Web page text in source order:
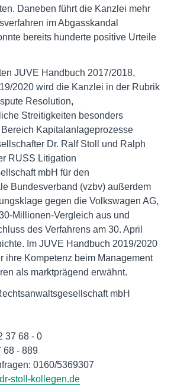
Daneben führt die Kanzlei mehr
im Abgasskandal
bereits hunderte positive Urteile
JUVE Handbuch 2017/2018,
2020 wird die Kanzlei in der Rubrik
Resolution,
Streitigkeiten besonders
Kapitalanlageprozesse
Dr. Ralf Stoll und Ralph
RUSS Litigation
mbH für den
Bundesverband (vzbv) außerdem
gegen die Volkswagen AG,
Millionen-Vergleich aus und
des Verfahrens am 30. April
Im JUVE Handbuch 2019/2020
ihre Kompetenz beim Management
als marktprägend erwähnt.
mbH
37 68 - 0
68 - 889
stoll-kollegen.de